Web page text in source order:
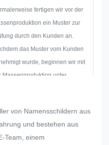
fertigen wir vor der
ein Muster zur
durch den Kunden an.
das Muster vom Kunden
wurde, beginnen wir mit
Massenproduktion unter
Typenschilds, des
des Metalletiketts
des Etiketts plötzlich
von Namensschildern aus
und bestehen aus
Team, einem